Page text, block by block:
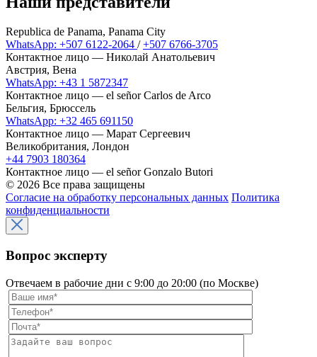
Republica de Panama, Panama City
WhatsApp: +507 6122-2064 /+507 6766-3705
Контактное лицо — Николай Анатольевич
Австрия, Вена
WhatsApp: +43 1 5872347
Контактное лицо — el señor Carlos de Arco
Бельгия, Брюссель
WhatsApp: +32 465 691150
Контактное лицо — Марат Сергеевич
Великобритания, Лондон
+44 7903 180364
Контактное лицо — el señor Gonzalo Butori
© 2026 Все права защищены
Согласие на обработку персональных данных Политика
конфиденциальности
Вопрос эксперту
Отвечаем в рабочие дни с 9:00 до 20:00 (по Москве)